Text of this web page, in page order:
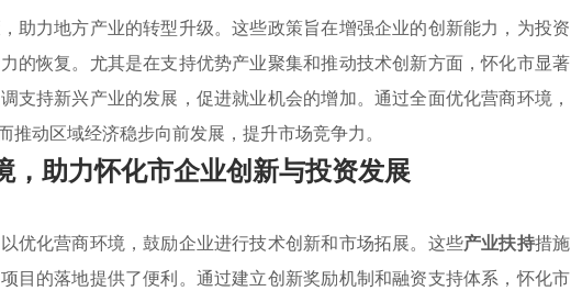
，助力地方产业的转型升级。这些政策旨在增强企业的创新能力，为投资
的恢复。尤其是在支持优势产业聚集和推动技术创新方面，怀化市显著
支持新兴产业的发展，促进就业机会的增加。通过全面优化营商环境，
动区域经济稳步向前发展，提升市场竞争力。
，助力怀化市企业创新与投资发展
以优化营商环境，鼓励企业进行技术创新和市场拓展。这些产业扶持措施
目的落地提供了便利。通过建立创新奖励机制和融资支持体系，怀化市